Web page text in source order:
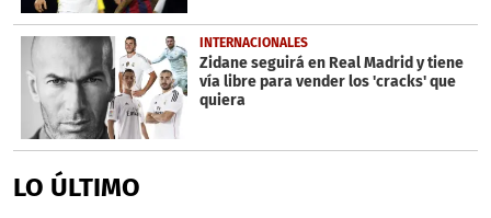
INTERNACIONALES
Zidane seguirá en Real Madrid y tiene
vía libre para vender los 'cracks' que
quiera
LO ÚLTIMO